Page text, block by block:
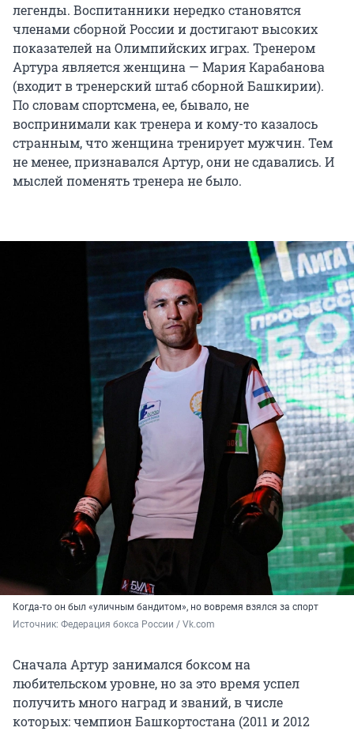
легенды. Воспитанники нередко становятся
членами сборной России и достигают высоких
показателей на Олимпийских играх. Тренером
Артура является женщина — Мария Карабанова
(входит в тренерский штаб сборной Башкирии).
По словам спортсмена, ее, бывало, не
воспринимали как тренера и кому-то казалось
странным, что женщина тренирует мужчин. Тем
не менее, признавался Артур, они не сдавались. И
мыслей поменять тренера не было.
Когда-то он был «уличным бандитом», но вовремя взялся за спорт
Источник: Федерация бокса России / Vk.com
Сначала Артур занимался боксом на
любительском уровне, но за это время успел
получить много наград и званий, в числе
которых: чемпион Башкортостана (2011 и 2012